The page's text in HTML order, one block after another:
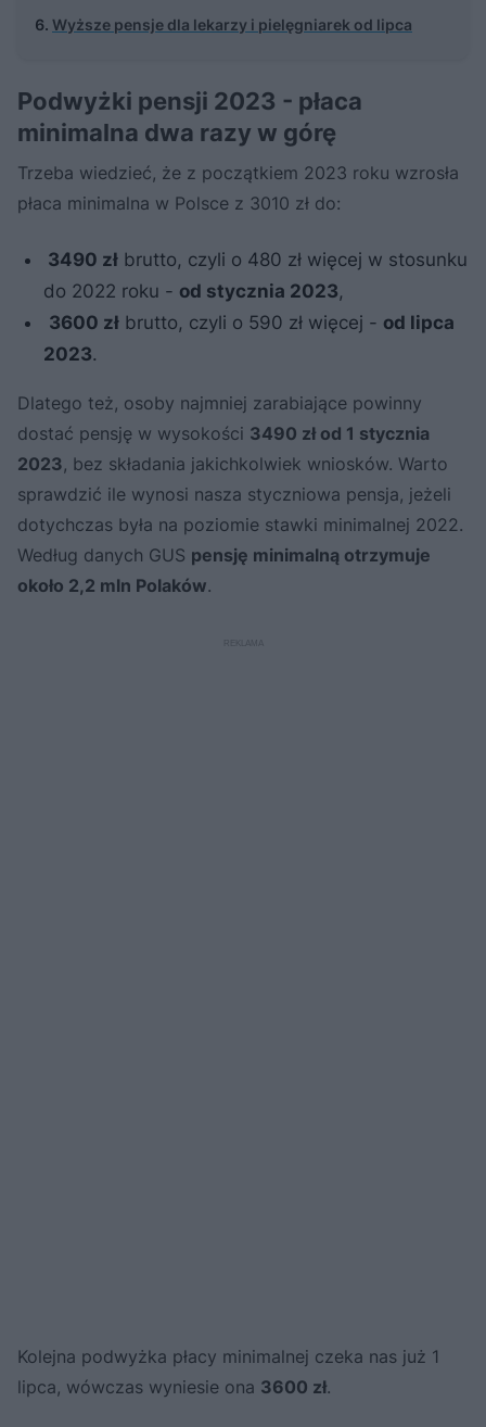
Wyższe pensje dla lekarzy i pielęgniarek od lipca
Podwyżki pensji 2023 - płaca
minimalna dwa razy w górę
Trzeba wiedzieć, że z początkiem 2023 roku wzrosła
płaca minimalna w Polsce z 3010 zł do:
3490 zł brutto, czyli o 480 zł więcej w stosunku
do 2022 roku - od stycznia 2023,
3600 zł brutto, czyli o 590 zł więcej - od lipca
2023.
Dlatego też, osoby najmniej zarabiające powinny
dostać pensję w wysokości 3490 zł od 1 stycznia
2023, bez składania jakichkolwiek wniosków. Warto
sprawdzić ile wynosi nasza styczniowa pensja, jeżeli
dotychczas była na poziomie stawki minimalnej 2022.
Według danych GUS pensję minimalną otrzymuje
około 2,2 mln Polaków.
Kolejna podwyżka płacy minimalnej czeka nas już 1
lipca, wówczas wyniesie ona 3600 zł.